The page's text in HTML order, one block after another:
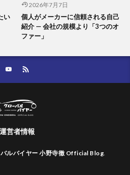
い
2026年7月7日
個人がメーカーに信頼される自己
紹介 — 会社の規模より「3つのオ
ファー」
運営者情報
ルバイヤー 小野寺徹 Official Blog